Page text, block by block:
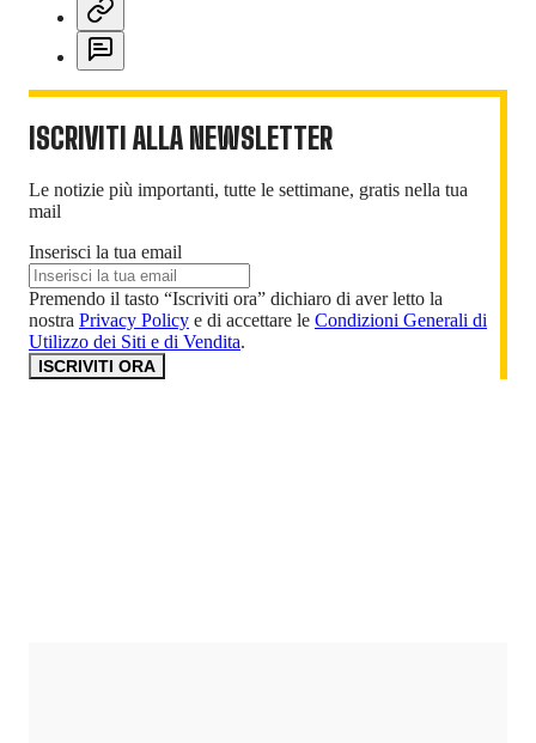
ISCRIVITI ALLA NEWSLETTER
Le notizie più importanti, tutte le settimane, gratis nella tua
mail
Inserisci la tua email
Premendo il tasto “Iscriviti ora” dichiaro di aver letto la
nostra Privacy Policy e di accettare le Condizioni Generali di
Utilizzo dei Siti e di Vendita.
ISCRIVITI ORA